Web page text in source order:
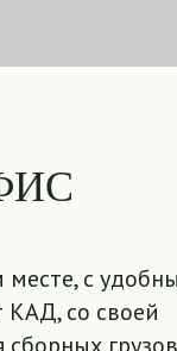
с
КАД, со своей